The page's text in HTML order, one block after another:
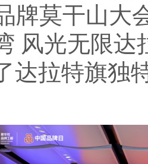
牌莫干山大
风光无限达
达拉特旗独